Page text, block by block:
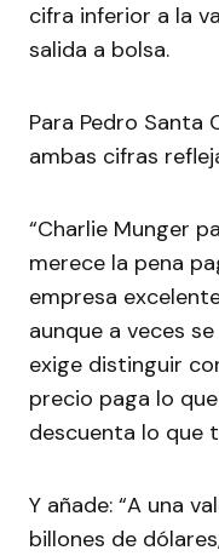
cifra inferior a la
salida a bolsa.
Para Pedro Santa
ambas cifras
“Charlie Munger
merece la pena
empresa
aunque a veces
exige distinguir
precio paga lo
descuenta lo que
Y añade: “A una
billones de